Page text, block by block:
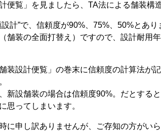
計便覧」を見ましたら、TA法による舗装構
設計”で、信頼度が90%、75%、50%とあ
舗装の全面打替え）ですので、設計耐用
装設計便覧」の巻末に信頼度の計算法が
、新設舗装の場合は信頼度90%。だとする
思ってしまいます。
に申し訳ありませんが、ご存知の方がい